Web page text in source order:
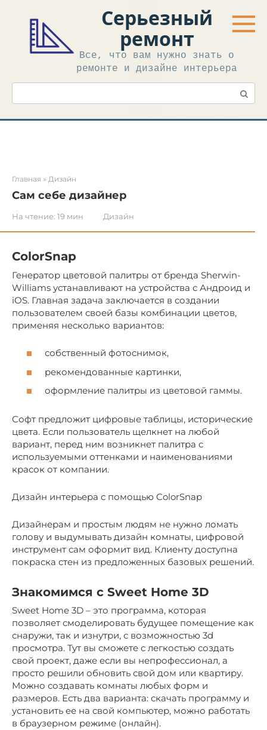
контенту
Серьезный
ремонт
Все, что вам нужно знать о
ремонте и дизайне интерьера
Поиск:
Главная » Дизайн
Сам себе дизайнер
На чтение: 19 мин Дизайн
ColorSnap
Генератор цветовой палитры от бренда Sherwin-
Williams устанавливают на устройства с Андроид и
iOS. Главная задача заключается в создании
пользователем своей базы комбинации цветов,
применяя несколько вариантов:
собственный фотоснимок,
рекомендованные картинки,
оформление палитры из цветовой гаммы.
Софт предложит цифровые таблицы, исторические
цвета. Если пользователь щелкнет на любой
вариант, перед ним возникнет палитра с
используемыми оттенками и наименованиями
красок от компании.
Дизайн интерьера с помощью ColorSnap
Дизайнерам и простым людям не нужно ломать
голову и выдумывать дизайн комнаты, цифровой
инструмент сам оформит вид. Клиенту доступна
покраска стен из предложенных базовых решений.
Знакомимся с Sweet Home 3D
Sweet Home 3D – это программа, которая
позволяет смоделировать будущее помещение как
снаружи, так и изнутри, с возможностью 3d
просмотра. Тут вы сможете с легкостью создать
свой проект, даже если вы непрофессионал, а
просто решили обновить свой дом или квартиру.
Можно создавать комнаты любых форм и
размеров. Есть два варианта: скачать программу и
установить ее на свой компьютер, можно работать
в браузерном режиме (онлайн).